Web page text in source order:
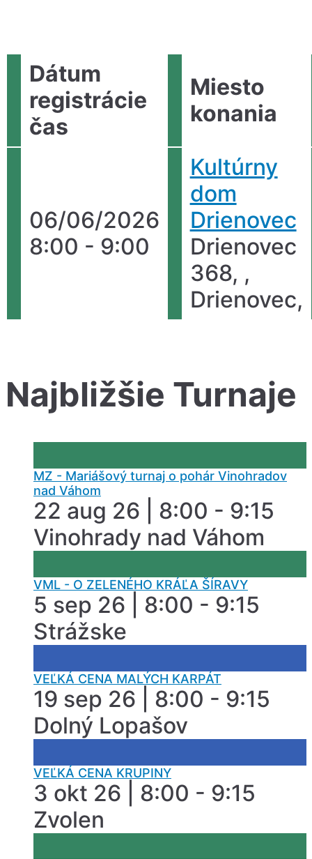
Dátum
registrácie
čas
Miesto
konania
06/06/2026
8:00 - 9:00
Kultúrny
dom
Drienovec
Drienovec
368, ,
Drienovec,
Najbližšie Turnaje
MZ - Mariášový turnaj o pohár Vinohradov
nad Váhom
22 aug 26 | 8:00 - 9:15
Vinohrady nad Váhom
VML - O ZELENÉHO KRÁĽA ŠÍRAVY
5 sep 26 | 8:00 - 9:15
Strážske
VEĽKÁ CENA MALÝCH KARPÁT
19 sep 26 | 8:00 - 9:15
Dolný Lopašov
VEĽKÁ CENA KRUPINY
3 okt 26 | 8:00 - 9:15
Zvolen